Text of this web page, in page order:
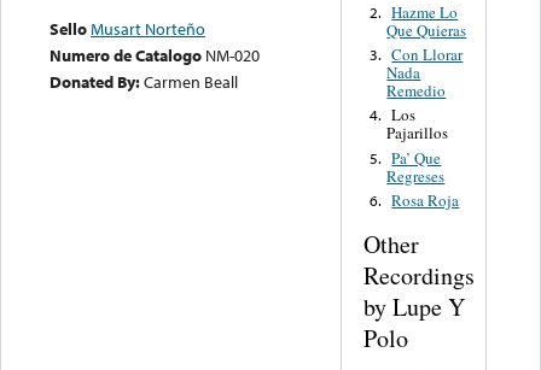
SelloMusart Norteño
Numero de Catalogo NM-020
Donated By:Carmen Beall
2. Hazme Lo
Que Quieras
3. Con Llorar
Nada
Remedio
4. Los
Pajarillos
5. Pa’ Que
Regreses
6. Rosa Roja
Other
Recordings
by Lupe Y
Polo